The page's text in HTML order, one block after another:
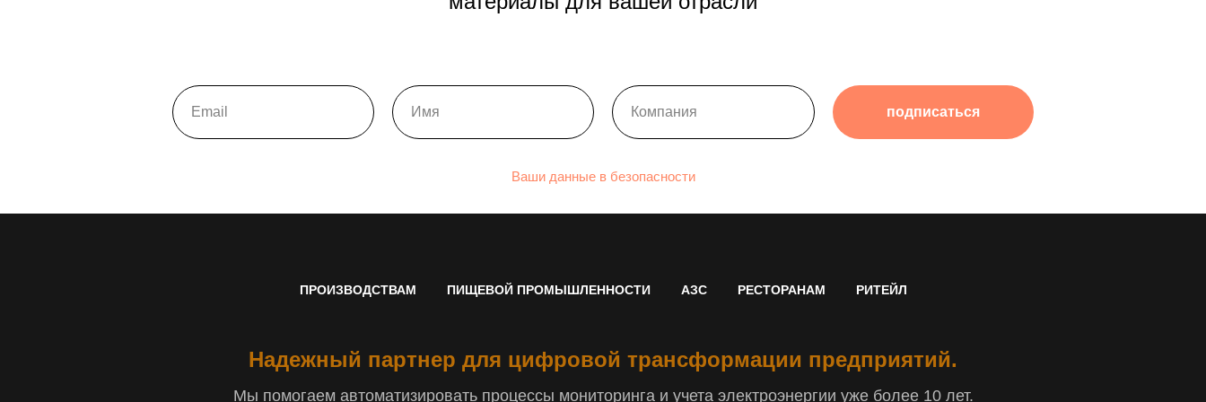
подписаться
Ваши данные в безопасности
ПРОИЗВОДСТВАМ ПИЩЕВОЙ ПРОМЫШЛЕННОСТИ АЗС РЕСТОРАНАМ РИТЕЙЛ
Надежный партнер для цифровой трансформации предприятий.
Мы помогаем автоматизировать процессы мониторинга и учета электроэнергии уже более 10 лет.